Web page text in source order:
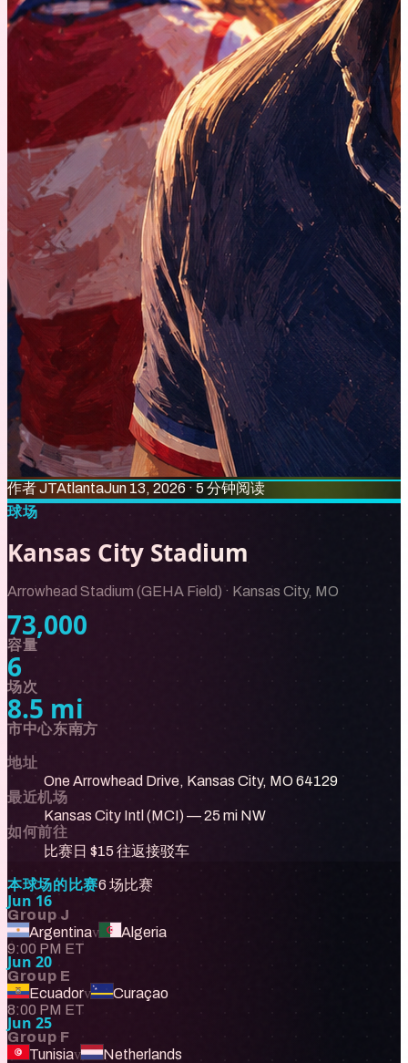
作者JTAtlantaJun 13, 2026 · 5 分钟阅读
球场
Kansas City Stadium
Arrowhead Stadium (GEHA Field) · Kansas City, MO
73,000
容量
6
场次
8.5 mi
市中心东南方
地址
One Arrowhead Drive, Kansas City, MO 64129
最近机场
Kansas City Intl (MCI) — 25 mi NW
如何前往
比赛日 $15 往返接驳车
本球场的比赛6 场比赛
Jun 16
Group J
Argentinav
Algeria
9:00 PM ET
Jun 20
Group E
Ecuadorv
Curaçao
8:00 PM ET
Jun 25
Group F
Tunisiav
Netherlands